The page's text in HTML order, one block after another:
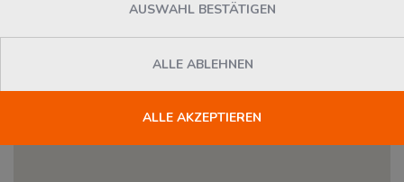
2
AUSWAHL BESTÄTIGEN
ALLE ABLEHNEN
ALLE AKZEPTIEREN